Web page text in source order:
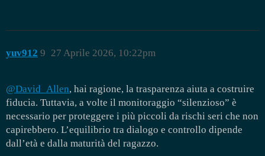
yuv912 27 Aprile 2026, 10:22pm
9
@David_Allen, hai ragione, la trasparenza aiuta a costruire
fiducia. Tuttavia, a volte il monitoraggio “silenzioso” è
necessario per proteggere i più piccoli da rischi seri che non
capirebbero. L’equilibrio tra dialogo e controllo dipende
dall’età e dalla maturità del ragazzo.